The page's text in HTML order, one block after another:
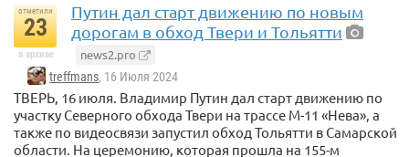
отметили
23
в архиве
Путин дал старт движению по новым
дорогам в обход Твери и Тольятти
news2.pro
treffmans, 16 Июля 2024
ТВЕРЬ, 16 июля. Владимир Путин дал старт движению по
участку Северного обхода Твери на трассе М-11 «Нева», а
также по видеосвязи запустил обход Тольятти в Самарской
области. На церемонию, которая прошла на 155-м